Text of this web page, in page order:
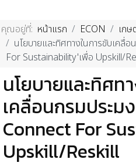
คุณอยู่ที่: หน้าแรก ECON
เกษ
นโยบายและทิศทางในการขับเค
For Sustainability'เพื่อ Upskill/
นโยบายและทิศท
เคลื่อนกรมประม
Connect For
Upskill/Reskill